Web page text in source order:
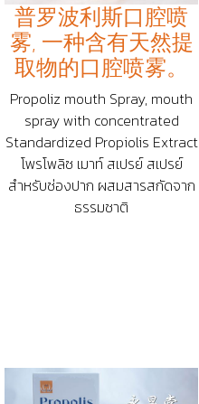
普罗波利斯口腔喷
雾, 一种含有天然提
取物的口腔喷雾。
Propoliz mouth Spray, mouth
spray with concentrated
Standardized Propiolis Extract
โพรโพลิซ เมาท์ สเปรย์ สเปรย์
สำหรับช่องปาก ผสมสารสกัดจาก
ธรรมชาติ